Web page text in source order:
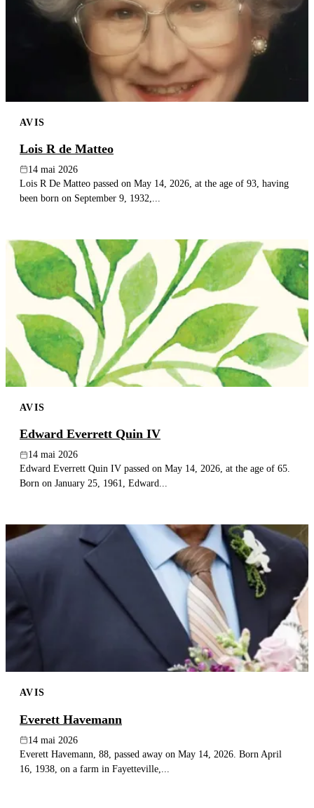
AVIS
Lois R de Matteo
14 mai 2026
Lois R De Matteo passed on May 14, 2026, at the age of 93, having
been born on September 9, 1932,...
AVIS
Edward Everrett Quin IV
14 mai 2026
Edward Everrett Quin IV passed on May 14, 2026, at the age of 65.
Born on January 25, 1961, Edward...
AVIS
Everett Havemann
14 mai 2026
Everett Havemann, 88, passed away on May 14, 2026. Born April
16, 1938, on a farm in Fayetteville,...